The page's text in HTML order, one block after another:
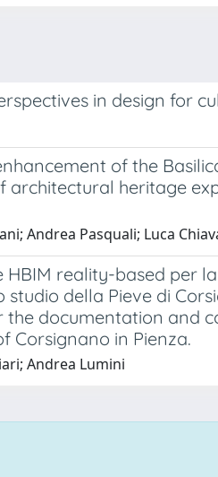
in design for
of the
heritage
Andrea Pasquali; Luca
reality-based per
della Pieve di
documentation and
Corsignano in Pienza.
Andrea Lumini